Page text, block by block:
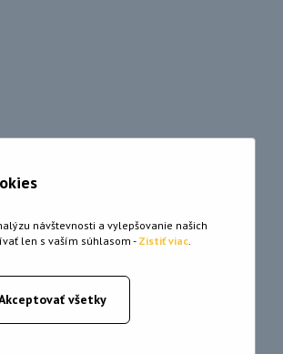
návštevnosti a vylepšovanie našich
len s vaším súhlasom - Zistiť viac.
všetky